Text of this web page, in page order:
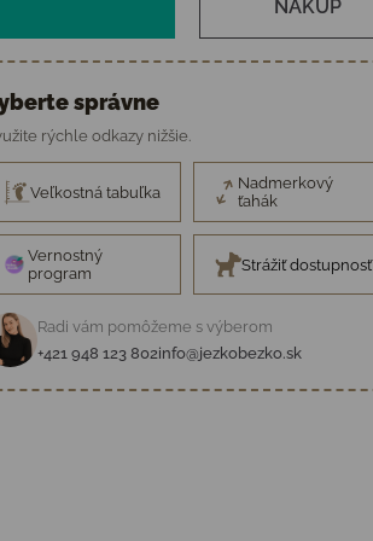
NÁKUP
správne
rýchle odkazy nižšie.
Veľkostná tabuľka
Nadmerkový
ťahák
Vernostný
program
Strážiť dostupnosť
Radi vám pomôžeme s výberom
+421 948 123 802info@jezkobezko.sk